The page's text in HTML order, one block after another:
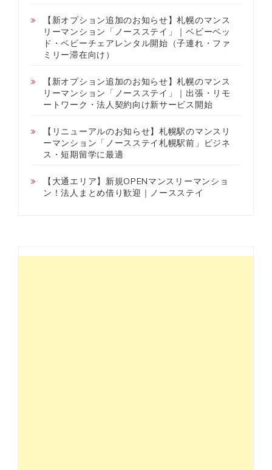
【新オプション追加のお知らせ】札幌のマンス
リーマンション「ノースステイ」｜ベビーベッ
ド・ベビーチェアレンタル開始（子連れ・ファ
ミリー滞在向け）
【新オプション追加のお知らせ】札幌のマンス
リーマンション「ノースステイ」｜出張・リモ
ートワーク・法人契約向け新サービス開始
【リニューアルのお知らせ】札幌駅のマンスリ
ーマンション「ノースステイ札幌駅前」ビジネ
ス・短期留学に最適
【大通エリア】新規OPENマンスリーマンショ
ン！法人まとめ借り歓迎｜ノースステイ